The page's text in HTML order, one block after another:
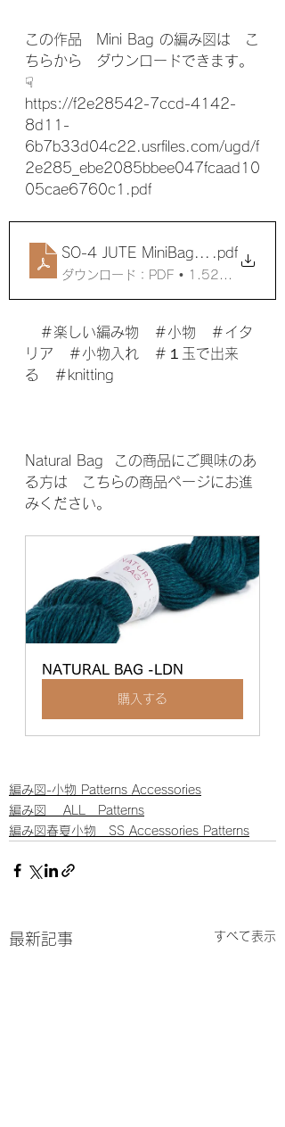
この作品　Mini Bag の編み図は　こ
ちらから　ダウンロードできます。
☟
https://f2e28542-7ccd-4142-
8d11-
6b7b33d04c22.usrfiles.com/ugd/f
2e285_ebe2085bbee047fcaad10
05cae6760c1.pdf
SO-4 JUTE MiniBag OK.pdf
ダウンロード：PDF • 1.52MB
＃楽しい編み物　＃小物　＃イタ
リア　＃小物入れ　＃１玉で出来
る　＃knitting
Natural Bag  この商品にご興味のあ
る方は　こちらの商品ページにお進
みください。
NATURAL BAG -LDN
購入する
編み図-小物 Patterns Accessories
編み図 ALL Patterns
編み図春夏小物 SS Accessories Patterns
最新記事 すべて表示